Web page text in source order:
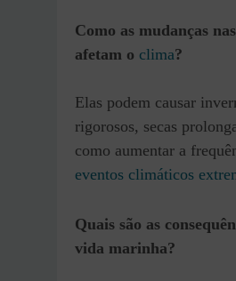
Como as mudanças
afetam o clima?
Elas podem causar
rigorosos, secas
como aumentar a
eventos climáticos
Quais são as
vida marinha?